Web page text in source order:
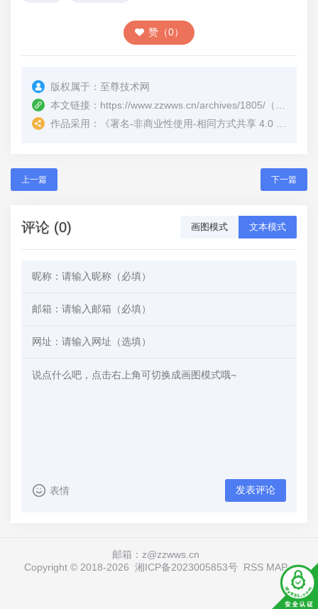
赞（0）
版权属于： 至尊技术网
本文链接： https://www.zzwws.cn/archives/1805/ （转载时请注明本文出处及文章链接）
作品采用：
《署名-非商业性使用-相同方式共享 4.0 国际 (CC BY-NC-SA 4.0)
上一篇 下一篇
评论 (0) 画图模式 文本模式
表情 发表评论
邮箱：z@zzwws.cn
Copyright © 2018-2026 湘ICP备2023005853号 RSS MAP